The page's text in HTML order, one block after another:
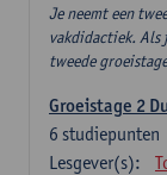
Je neemt een
vakdidactiek. Als
tweede
Groeistage 2
6 studiepunten
Lesgever(s):